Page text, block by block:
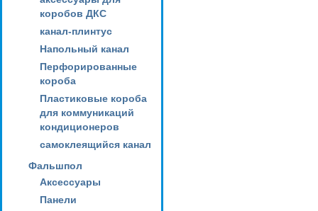
коробов ДКС
канал-плинтус
Напольный канал
Перфорированные
короба
Пластиковые короба
для коммуникаций
кондиционеров
самоклеящийся канал
Фальшпол
Аксессуары
Панели